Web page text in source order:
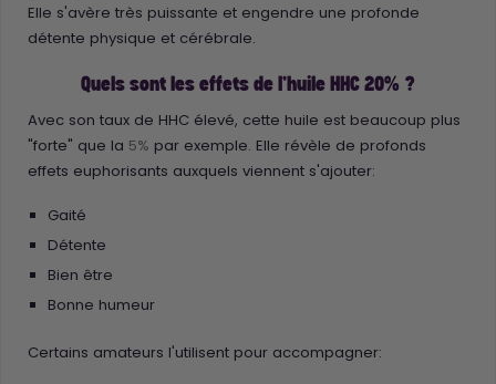
Elle s'avère très puissante et engendre une profonde
détente physique et cérébrale.
Quels sont les effets de l'huile HHC 20% ?
Avec son taux de HHC élevé, cette huile est beaucoup plus
"forte" que la 5% par exemple. Elle révèle de profonds
effets euphorisants auxquels viennent s'ajouter:
Gaité
Détente
Bien être
Bonne humeur
Certains amateurs l'utilisent pour accompagner: